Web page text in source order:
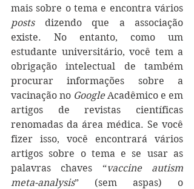
posts dizendo que a associação
existe. No entanto, como um
estudante universitário, você tem a
obrigação intelectual de também
procurar informações sobre a
vacinação no Google Acadêmico e em
artigos de revistas científicas
renomadas da área médica. Se você
fizer isso, você encontrará vários
artigos sobre o tema e se usar as
palavras chaves “vaccine autism
meta-analysis” (sem aspas) o